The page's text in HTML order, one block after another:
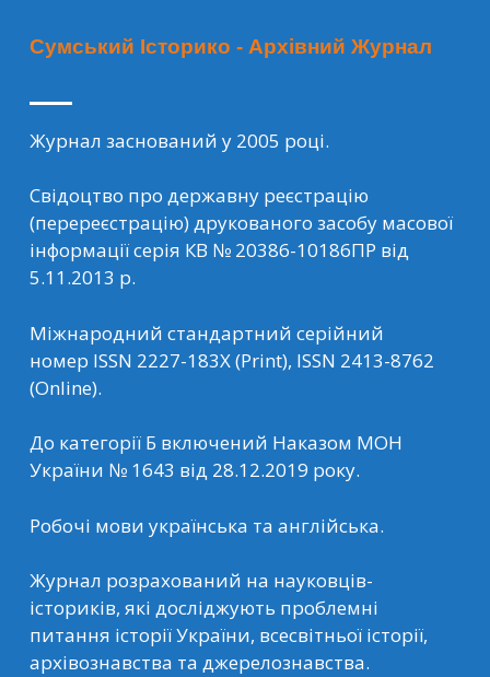
Сумський Історико - Архівний Журнал
Журнал заснований у 2005 році.
Свідоцтво про державну реєстрацію
(перереєстрацію) друкованого засобу масової
інформації серія КВ № 20386-10186ПР від
5.11.2013 р.
Міжнародний стандартний серійний
номер ISSN 2227-183Х (Print), ISSN 2413-8762
(Online).
До категорії Б включений Наказом МОН
України № 1643 від 28.12.2019 року.
Робочі мови українська та англійська.
Журнал розрахований на науковців-
істориків, які досліджують проблемні
питання історії України, всесвітньої історії,
архівознавства та джерелознавства.